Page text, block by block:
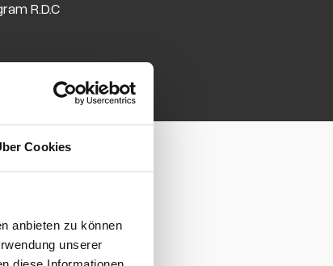
Cookies
anbieten zu können
unserer
R.D.C